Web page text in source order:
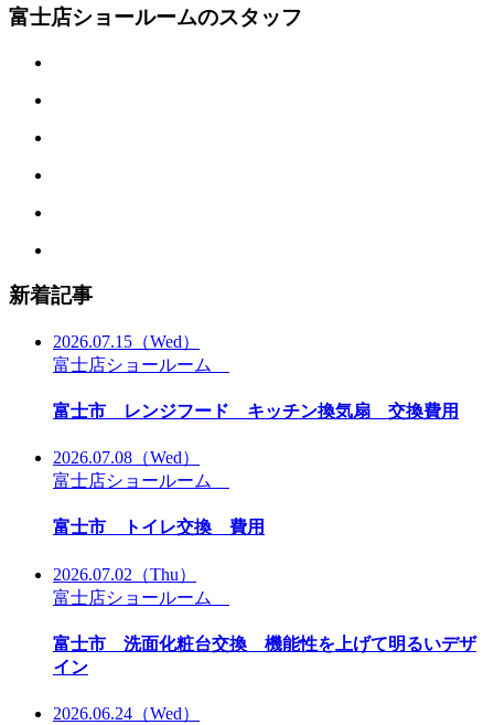
富士店ショールームのスタッフ
新着記事
2026.07.15 （Wed）
富士店ショールーム
富士市 レンジフード キッチン換気扇 交換費用
2026.07.08 （Wed）
富士店ショールーム
富士市 トイレ交換 費用
2026.07.02 （Thu）
富士店ショールーム
富士市 洗面化粧台交換 機能性を上げて明るいデザ
イン
2026.06.24 （Wed）